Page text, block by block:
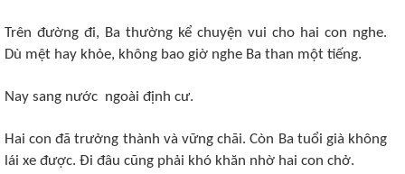
Trên đường đi, Ba thường kể chuyện vui cho hai con nghe.
Dù mệt hay khỏe, không bao giờ nghe Ba than một tiếng.
Nay sang nước ngoài định cư.
Hai con đã trưởng thành và vững chãi. Còn Ba tuổi già không
lái xe được. Đi đâu cũng phải khó khăn nhờ hai con chở.